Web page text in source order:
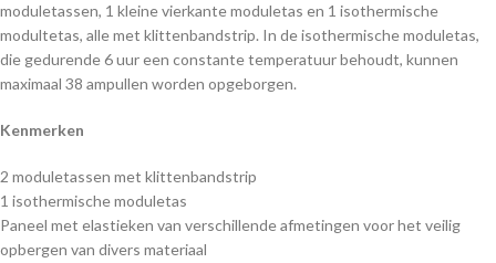
moduletassen, 1 kleine vierkante moduletas en 1 isothermische
modultetas, alle met klittenbandstrip. In de isothermische moduletas,
die gedurende 6 uur een constante temperatuur behoudt, kunnen
maximaal 38 ampullen worden opgeborgen.
Kenmerken
2 moduletassen met klittenbandstrip
1 isothermische moduletas
Paneel met elastieken van verschillende afmetingen voor het veilig
opbergen van divers materiaal